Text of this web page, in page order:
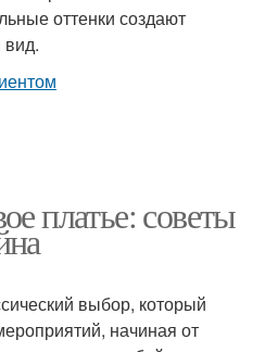
оттенки создают
платье: советы
выбор, который
начиная от